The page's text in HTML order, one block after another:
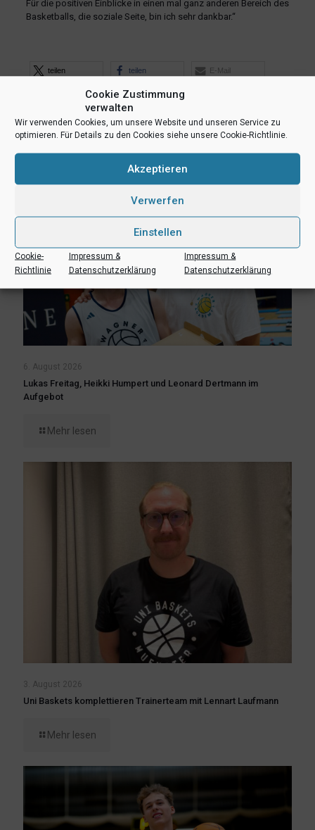
Cookie Zustimmung
verwalten
Wir verwenden Cookies, um unsere Website und unseren Service zu
optimieren. Für Details zu den Cookies siehe unsere Cookie-Richtlinie.
Akzeptieren
Verwerfen
Einstellen
Cookie-
Richtlinie
Impressum &
Datenschutzerklärung
Impressum &
Datenschutzerklärung
Für die positiven Einblicke in einen mal ganz anderen Bereich des
Basketballs, die soziale Seite, bin ich sehr dankbar.“
teilen teilen E-Mail
teilen
teilen
6. August 2026
Lukas Freitag, Heikki Humpert und Leonard Dertmann im
Aufgebot
Mehr lesen
3. August 2026
Uni Baskets komplettieren Trainerteam mit Lennart Laufmann
Mehr lesen